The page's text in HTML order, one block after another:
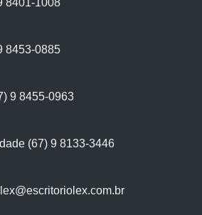
8401-1008
8453-0885
9 8455-0963
(67) 9 8133-3446